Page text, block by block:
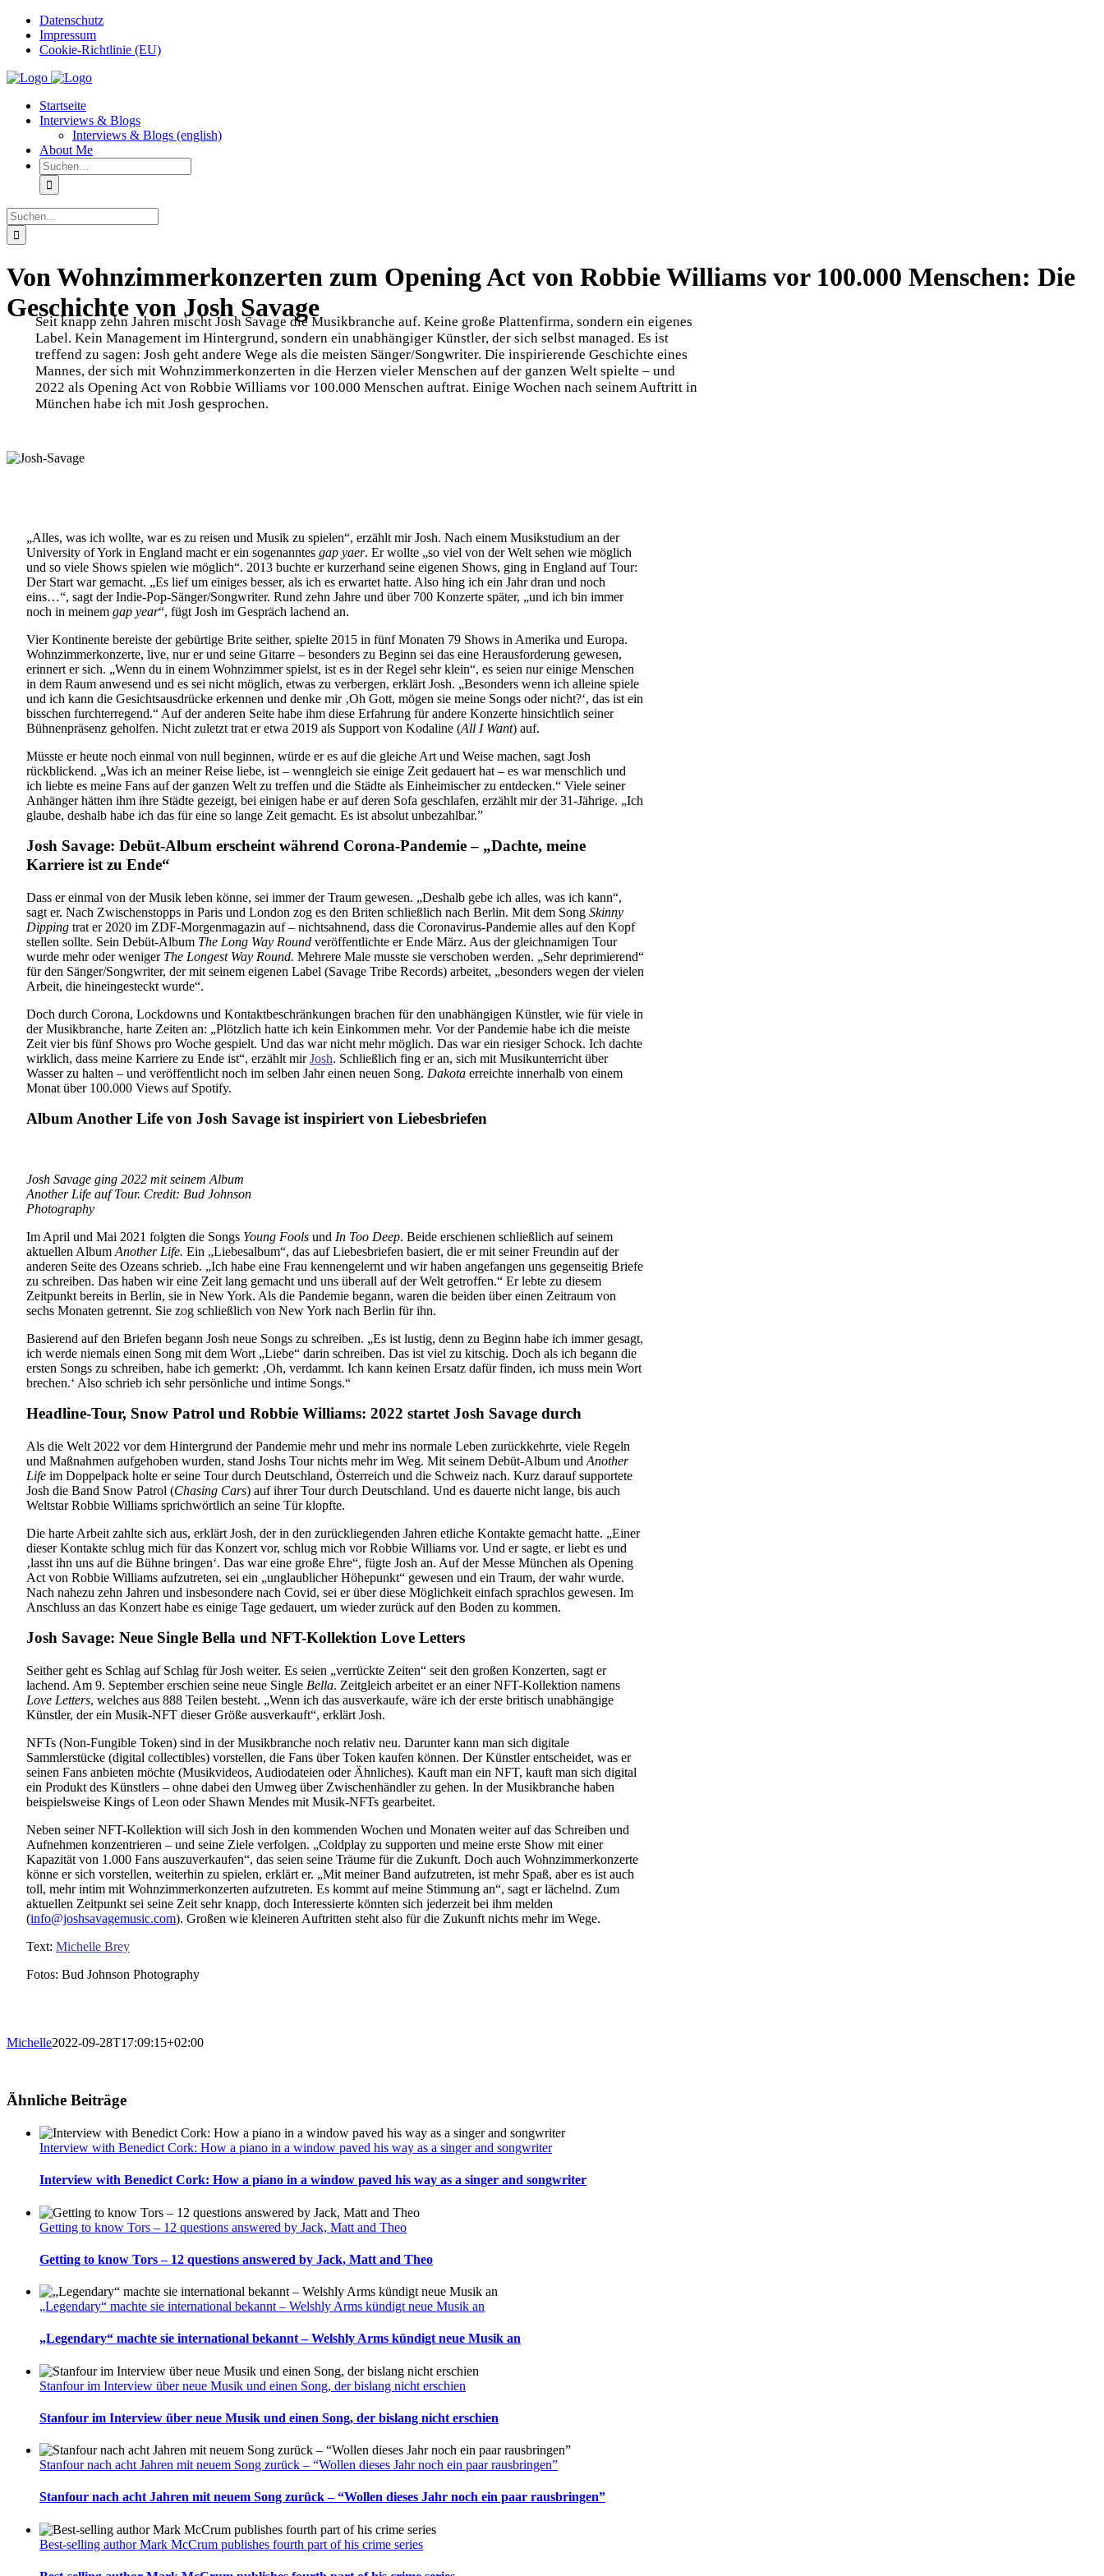
Zum
Inhalt
springen
Datenschutz
Impressum
Cookie-Richtlinie (EU)
Instagram
Startseite
Interviews & Blogs
Interviews & Blogs (english)
About Me
Suche
nach:
Suche
nach:
Von Wohnzimmerkonzerten zum Opening Act von Robbie Williams vor 100.000 Menschen: Die
Geschichte von Josh Savage
Seit knapp zehn Jahren mischt Josh Savage die Musikbranche auf. Keine große Plattenfirma, sondern ein eigenes
Label. Kein Management im Hintergrund, sondern ein unabhängiger Künstler, der sich selbst managed. Es ist
treffend zu sagen: Josh geht andere Wege als die meisten Sänger/Songwriter. Die inspirierende Geschichte eines
Mannes, der sich mit Wohnzimmerkonzerten in die Herzen vieler Menschen auf der ganzen Welt spielte – und
2022 als Opening Act von Robbie Williams vor 100.000 Menschen auftrat. Einige Wochen nach seinem Auftritt in
München habe ich mit Josh gesprochen.
„Alles, was ich wollte, war es zu reisen und Musik zu spielen“, erzählt mir Josh. Nach einem Musikstudium an der
University of York in England macht er ein sogenanntes gap yaer. Er wollte „so viel von der Welt sehen wie möglich
und so viele Shows spielen wie möglich“. 2013 buchte er kurzerhand seine eigenen Shows, ging in England auf Tour:
Der Start war gemacht. „Es lief um einiges besser, als ich es erwartet hatte. Also hing ich ein Jahr dran und noch
eins…“, sagt der Indie-Pop-Sänger/Songwriter. Rund zehn Jahre und über 700 Konzerte später, „und ich bin immer
noch in meinem gap year“, fügt Josh im Gespräch lachend an.
Vier Kontinente bereiste der gebürtige Brite seither, spielte 2015 in fünf Monaten 79 Shows in Amerika und Europa.
Wohnzimmerkonzerte, live, nur er und seine Gitarre – besonders zu Beginn sei das eine Herausforderung gewesen,
erinnert er sich. „Wenn du in einem Wohnzimmer spielst, ist es in der Regel sehr klein“, es seien nur einige Menschen
in dem Raum anwesend und es sei nicht möglich, etwas zu verbergen, erklärt Josh. „Besonders wenn ich alleine spiele
und ich kann die Gesichtsausdrücke erkennen und denke mir ‚Oh Gott, mögen sie meine Songs oder nicht?‘, das ist ein
bisschen furchterregend.“ Auf der anderen Seite habe ihm diese Erfahrung für andere Konzerte hinsichtlich seiner
Bühnenpräsenz geholfen. Nicht zuletzt trat er etwa 2019 als Support von Kodaline (All I Want) auf.
Müsste er heute noch einmal von null beginnen, würde er es auf die gleiche Art und Weise machen, sagt Josh
rückblickend. „Was ich an meiner Reise liebe, ist – wenngleich sie einige Zeit gedauert hat – es war menschlich und
ich liebte es meine Fans auf der ganzen Welt zu treffen und die Städte als Einheimischer zu entdecken.“ Viele seiner
Anhänger hätten ihm ihre Städte gezeigt, bei einigen habe er auf deren Sofa geschlafen, erzählt mir der 31-Jährige. „Ich
glaube, deshalb habe ich das für eine so lange Zeit gemacht. Es ist absolut unbezahlbar.”
Josh Savage: Debüt-Album erscheint während Corona-Pandemie – „Dachte, meine
Karriere ist zu Ende“
Dass er einmal von der Musik leben könne, sei immer der Traum gewesen. „Deshalb gebe ich alles, was ich kann“,
sagt er. Nach Zwischenstopps in Paris und London zog es den Briten schließlich nach Berlin. Mit dem Song Skinny
Dipping trat er 2020 im ZDF-Morgenmagazin auf – nichtsahnend, dass die Coronavirus-Pandemie alles auf den Kopf
stellen sollte. Sein Debüt-Album The Long Way Round veröffentlichte er Ende März. Aus der gleichnamigen Tour
wurde mehr oder weniger The Longest Way Round. Mehrere Male musste sie verschoben werden. „Sehr deprimierend“
für den Sänger/Songwriter, der mit seinem eigenen Label (Savage Tribe Records) arbeitet, „besonders wegen der vielen
Arbeit, die hineingesteckt wurde“.
Doch durch Corona, Lockdowns und Kontaktbeschränkungen brachen für den unabhängigen Künstler, wie für viele in
der Musikbranche, harte Zeiten an: „Plötzlich hatte ich kein Einkommen mehr. Vor der Pandemie habe ich die meiste
Zeit vier bis fünf Shows pro Woche gespielt. Und das war nicht mehr möglich. Das war ein riesiger Schock. Ich dachte
wirklich, dass meine Karriere zu Ende ist“, erzählt mirJosh. Schließlich fing er an, sich mit Musikunterricht über
Wasser zu halten – und veröffentlicht noch im selben Jahr einen neuen Song. Dakota erreichte innerhalb von einem
Monat über 100.000 Views auf Spotify.
Album Another Life von Josh Savage ist inspiriert von Liebesbriefen
Josh Savage ging 2022 mit seinem Album
Another Life auf Tour. Credit: Bud Johnson
Photography
Im April und Mai 2021 folgten die Songs Young Fools und In Too Deep. Beide erschienen schließlich auf seinem
aktuellen Album Another Life. Ein „Liebesalbum“, das auf Liebesbriefen basiert, die er mit seiner Freundin auf der
anderen Seite des Ozeans schrieb. „Ich habe eine Frau kennengelernt und wir haben angefangen uns gegenseitig Briefe
zu schreiben. Das haben wir eine Zeit lang gemacht und uns überall auf der Welt getroffen.“ Er lebte zu diesem
Zeitpunkt bereits in Berlin, sie in New York. Als die Pandemie begann, waren die beiden über einen Zeitraum von
sechs Monaten getrennt. Sie zog schließlich von New York nach Berlin für ihn.
Basierend auf den Briefen begann Josh neue Songs zu schreiben. „Es ist lustig, denn zu Beginn habe ich immer gesagt,
ich werde niemals einen Song mit dem Wort „Liebe“ darin schreiben. Das ist viel zu kitschig. Doch als ich begann die
ersten Songs zu schreiben, habe ich gemerkt: ‚Oh, verdammt. Ich kann keinen Ersatz dafür finden, ich muss mein Wort
brechen.‘ Also schrieb ich sehr persönliche und intime Songs.“
Headline-Tour, Snow Patrol und Robbie Williams: 2022 startet Josh Savage durch
Als die Welt 2022 vor dem Hintergrund der Pandemie mehr und mehr ins normale Leben zurückkehrte, viele Regeln
und Maßnahmen aufgehoben wurden, stand Joshs Tour nichts mehr im Weg. Mit seinem Debüt-Album und Another
Life im Doppelpack holte er seine Tour durch Deutschland, Österreich und die Schweiz nach. Kurz darauf supportete
Josh die Band Snow Patrol (Chasing Cars) auf ihrer Tour durch Deutschland. Und es dauerte nicht lange, bis auch
Weltstar Robbie Williams sprichwörtlich an seine Tür klopfte.
Die harte Arbeit zahlte sich aus, erklärt Josh, der in den zurückliegenden Jahren etliche Kontakte gemacht hatte. „Einer
dieser Kontakte schlug mich für das Konzert vor, schlug mich vor Robbie Williams vor. Und er sagte, er liebt es und
‚lasst ihn uns auf die Bühne bringen‘. Das war eine große Ehre“, fügte Josh an. Auf der Messe München als Opening
Act von Robbie Williams aufzutreten, sei ein „unglaublicher Höhepunkt“ gewesen und ein Traum, der wahr wurde.
Nach nahezu zehn Jahren und insbesondere nach Covid, sei er über diese Möglichkeit einfach sprachlos gewesen. Im
Anschluss an das Konzert habe es einige Tage gedauert, um wieder zurück auf den Boden zu kommen.
Josh Savage: Neue Single Bella und NFT-Kollektion Love Letters
Seither geht es Schlag auf Schlag für Josh weiter. Es seien „verrückte Zeiten“ seit den großen Konzerten, sagt er
lachend. Am 9. September erschien seine neue Single Bella. Zeitgleich arbeitet er an einer NFT-Kollektion namens
Love Letters, welches aus 888 Teilen besteht. „Wenn ich das ausverkaufe, wäre ich der erste britisch unabhängige
Künstler, der ein Musik-NFT dieser Größe ausverkauft“, erklärt Josh.
NFTs (Non-Fungible Token) sind in der Musikbranche noch relativ neu. Darunter kann man sich digitale
Sammlerstücke (digital collectibles) vorstellen, die Fans über Token kaufen können. Der Künstler entscheidet, was er
seinen Fans anbieten möchte (Musikvideos, Audiodateien oder Ähnliches). Kauft man ein NFT, kauft man sich digital
ein Produkt des Künstlers – ohne dabei den Umweg über Zwischenhändler zu gehen. In der Musikbranche haben
beispielsweise Kings of Leon oder Shawn Mendes mit Musik-NFTs gearbeitet.
Neben seiner NFT-Kollektion will sich Josh in den kommenden Wochen und Monaten weiter auf das Schreiben und
Aufnehmen konzentrieren – und seine Ziele verfolgen. „Coldplay zu supporten und meine erste Show mit einer
Kapazität von 1.000 Fans auszuverkaufen“, das seien seine Träume für die Zukunft. Doch auch Wohnzimmerkonzerte
könne er sich vorstellen, weiterhin zu spielen, erklärt er. „Mit meiner Band aufzutreten, ist mehr Spaß, aber es ist auch
toll, mehr intim mit Wohnzimmerkonzerten aufzutreten. Es kommt auf meine Stimmung an“, sagt er lächelnd. Zum
aktuellen Zeitpunkt sei seine Zeit sehr knapp, doch Interessierte könnten sich jederzeit bei ihm melden
(info@joshsavagemusic.com). Großen wie kleineren Auftritten steht also für die Zukunft nichts mehr im Wege.
Text: Michelle Brey
Fotos: Bud Johnson Photography
Michelle2022-09-28T17:09:15+02:00
Ähnliche Beiträge
Interview with Benedict Cork: How a piano in a window paved his way as a singer and songwriter
Interview with Benedict Cork: How a piano in a window paved his way as a singer and songwriter
Getting to know Tors – 12 questions answered by Jack, Matt and Theo
Getting to know Tors – 12 questions answered by Jack, Matt and Theo
„Legendary“ machte sie international bekannt – Welshly Arms kündigt neue Musik an
„Legendary“ machte sie international bekannt – Welshly Arms kündigt neue Musik an
Stanfour im Interview über neue Musik und einen Song, der bislang nicht erschien
Stanfour im Interview über neue Musik und einen Song, der bislang nicht erschien
Stanfour nach acht Jahren mit neuem Song zurück – “Wollen dieses Jahr noch ein paar rausbringen”
Stanfour nach acht Jahren mit neuem Song zurück – “Wollen dieses Jahr noch ein paar rausbringen”
Best-selling author Mark McCrum publishes fourth part of his crime series